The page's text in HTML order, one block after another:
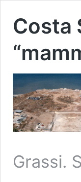
Costa
Grassi.